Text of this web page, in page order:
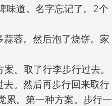
味道。名字忘记了。2个
蓉。然后泡了烧饼。家
。取了行李步行过去。
。然后再步行回来取行
累。第一种方案。步行一